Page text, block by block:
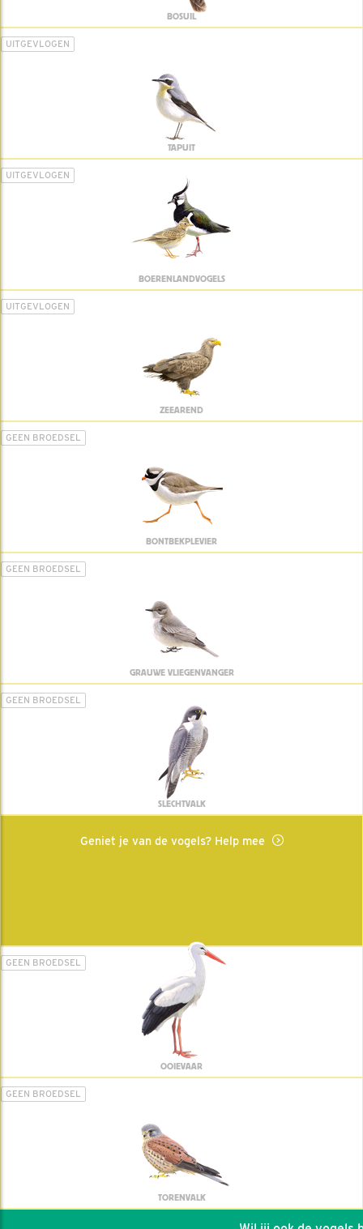
BOSUIL
UITGEVLOGEN
TAPUIT
UITGEVLOGEN
BOERENLANDVOGELS
UITGEVLOGEN
ZEEAREND
GEEN BROEDSEL
BONTBEKPLEVIER
GEEN BROEDSEL
GRAUWE VLIEGENVANGER
GEEN BROEDSEL
SLECHTVALK
Geniet je van de vogels? Help mee
GEEN BROEDSEL
OOIEVAAR
GEEN BROEDSEL
TORENVALK